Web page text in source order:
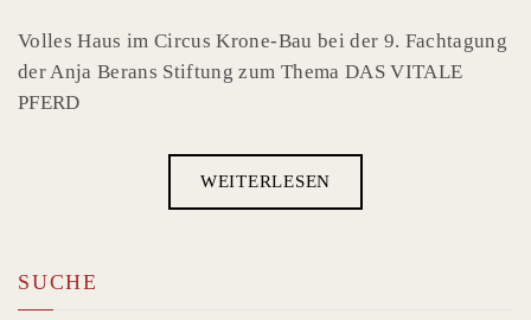
Volles Haus im Circus Krone-Bau bei der 9. Fachtagung
der Anja Berans Stiftung zum Thema DAS VITALE
PFERD
WEITERLESEN
SUCHE